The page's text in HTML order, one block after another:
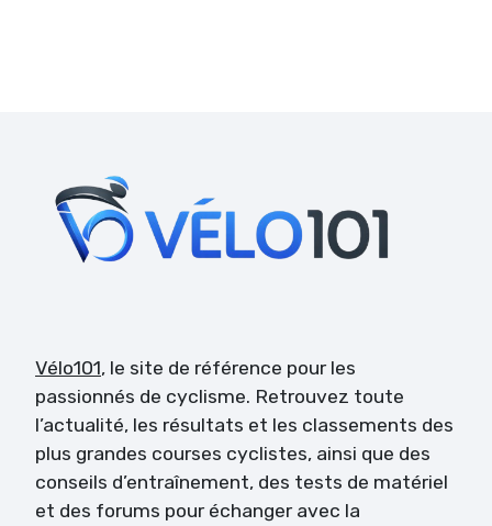
Vélo101, le site de référence pour les
passionnés de cyclisme. Retrouvez toute
l’actualité, les résultats et les classements des
plus grandes courses cyclistes, ainsi que des
conseils d’entraînement, des tests de matériel
et des forums pour échanger avec la